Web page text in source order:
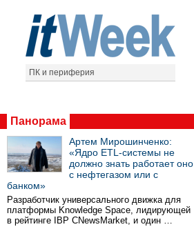
ПК и периферия
Панорама
Артем Мирошинченко:
«Ядро ETL-системы не
должно знать работает оно
с нефтегазом или с
банком»
Разработчик универсального движка для
платформы Knowledge Space, лидирующей
в рейтинге IBP CNewsMarket, и один …